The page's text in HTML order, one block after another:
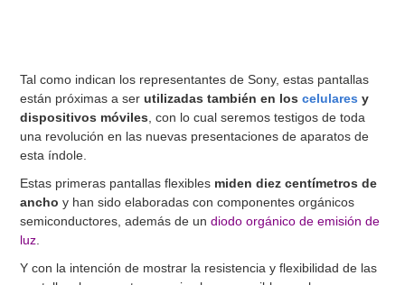
Tal como indican los representantes de Sony, estas pantallas
están próximas a serutilizadas también en loscelulares y
dispositivos móviles , con lo cual seremos testigos de toda
una revolución en las nuevas presentaciones de aparatos de
esta índole.
Estas primeras pantallas flexibles miden diez centímetros de
ancho y han sido elaboradas con componentes orgánicos
semiconductores, además de undiodo orgánico de emisión de
luz
Y con la intención de mostrar la resistencia y flexibilidad de las